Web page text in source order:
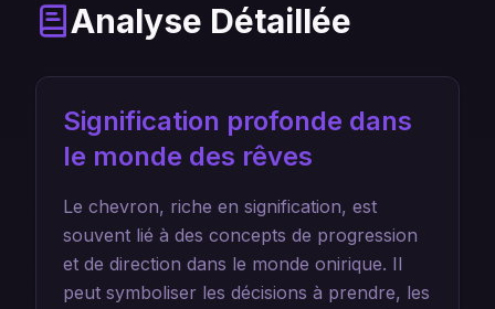
Analyse Détaillée
Signification profonde dans
le monde des rêves
Le chevron, riche en signification, est
souvent lié à des concepts de progression
et de direction dans le monde onirique. Il
peut symboliser les décisions à prendre, les